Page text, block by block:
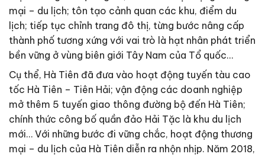
mại – du lịch; tôn tạo cảnh quan các khu, điểm du
lịch; tiếp tục chỉnh trang đô thị, từng bước nâng cấp
thành phố tương xứng với vai trò là hạt nhân phát triển
bền vững ở vùng biên giới Tây Nam của Tổ quốc…
Cụ thể, Hà Tiên đã đưa vào hoạt động tuyến tàu cao
tốc Hà Tiên – Tiên Hải; vận động các doanh nghiệp
mở thêm 5 tuyến giao thông đường bộ đến Hà Tiên;
chính thức công bố quần đảo Hải Tặc là khu du lịch
mới… Với những bước đi vững chắc, hoạt động thương
mại – du lịch của Hà Tiên diễn ra nhộn nhịp. Năm 2018,